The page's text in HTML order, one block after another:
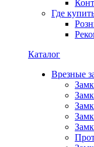
Где
Каталог
Врезные